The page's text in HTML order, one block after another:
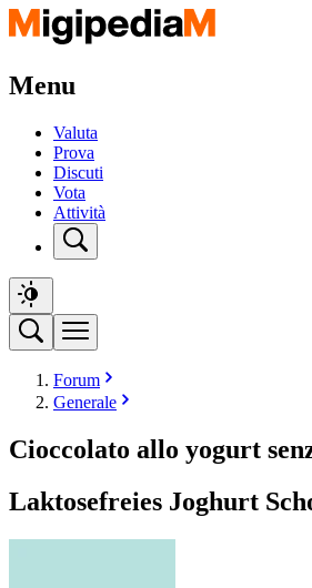
Menu
Valuta
Prova
Discuti
Vota
Attività
Forum
Generale
Cioccolato allo yogurt
Laktosefreies Joghurt